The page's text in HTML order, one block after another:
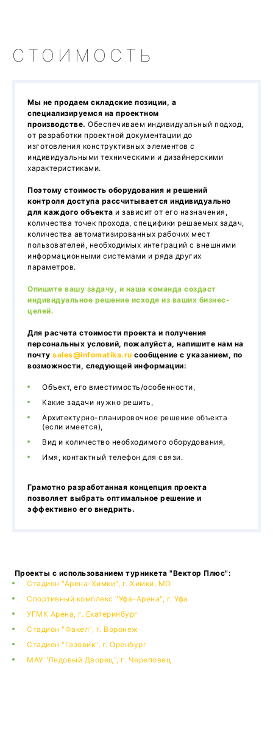
СТОИМОСТЬ
Мы не продаем складские позиции, а
специализируемся на проектном
производстве. Обеспечиваем индивидуальный подход,
от разработки проектной документации до
изготовления конструктивных элементов с
индивидуальными техническими и дизайнерскими
характеристиками.
Поэтому стоимость оборудования и решений
контроля доступа рассчитывается индивидуально
для каждого объекта и зависит от его назначения,
количества точек прохода, специфики решаемых задач,
количества автоматизированных рабочих мест
пользователей, необходимых интеграций с внешними
информационными системами и ряда других
параметров.
Опишите вашу задачу, и наша команда создаст
индивидуальное решение исходя из ваших бизнес-
целей.
Для расчета стоимости проекта и получения
персональных условий, пожалуйста, напишите нам на
почту sales@infomatika.ru сообщение с указанием, по
возможности, следующей информации:
Объект, его вместимость/особенности,
Какие задачи нужно решить,
Архитектурно-планировочное решение объекта
(если имеется),
Вид и количество необходимого оборудования,
Имя, контактный телефон для связи.
Грамотно разработанная концепция проекта
позволяет выбрать оптимальное решение и
эффективно его внедрить.
Проекты с использованием турникета "Вектор Плюс":
Стадион "Арена-Химки", г. Химки, МО
Спортивный комплекс "Уфа-Арена", г. Уфа
УГМК Арена, г. Екатеринбург
Стадион "Факел", г. Воронеж
Стадион "Газовик", г. Оренбург
МАУ "Ледовый Дворец", г. Череповец